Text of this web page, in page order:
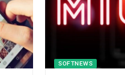
SOFTNEWS